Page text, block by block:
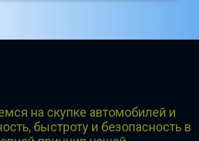
на скупке автомобилей и
быстроту и безопасность в